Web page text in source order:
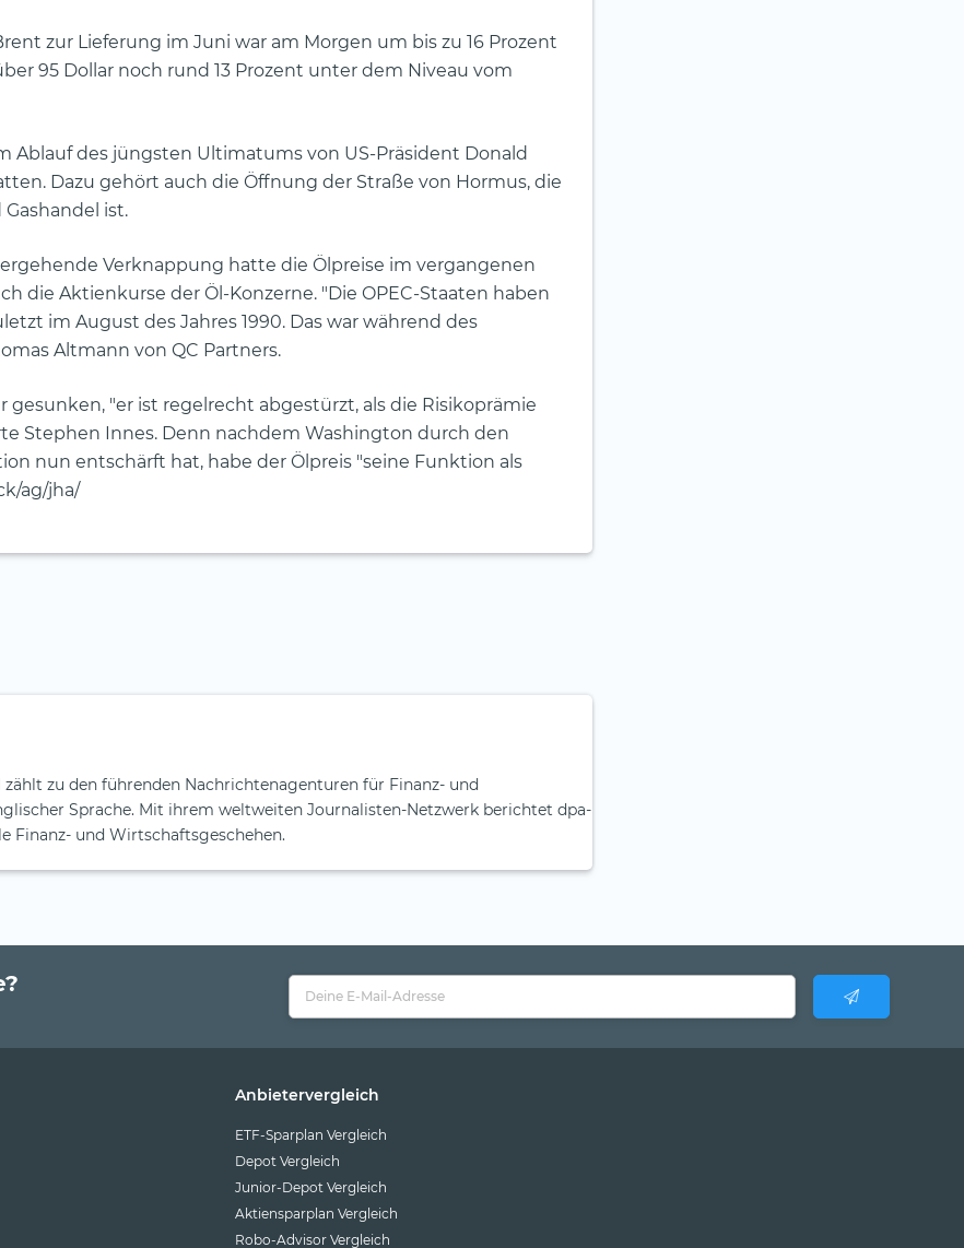
zur Lieferung im Juni war am Morgen um bis zu 16 Prozent
95 Dollar noch rund 13 Prozent unter dem Niveau vom
Ablauf des jüngsten Ultimatums von US-Präsident Donald
Dazu gehört auch die Öffnung der Straße von Hormus, die
ist.
Verknappung hatte die Ölpreise im vergangenen
die Aktienkurse der Öl-Konzerne. "Die OPEC-Staaten haben
im August des Jahres 1990. Das war während des
Altmann von QC Partners.
"er ist regelrecht abgestürzt, als die Risikoprämie
Stephen Innes. Denn nachdem Washington durch den
nun entschärft hat, habe der Ölpreis "seine Funktion als
ag/jha/
zu den führenden Nachrichtenagenturen für Finanz- und
Sprache. Mit ihrem weltweiten Journalisten-Netzwerk berichtet dpa-
Finanz- und Wirtschaftsgeschehen.
Anbietervergleich
ETF-Sparplan Vergleich
Depot Vergleich
Junior-Depot Vergleich
Aktiensparplan Vergleich
Robo-Advisor Vergleich